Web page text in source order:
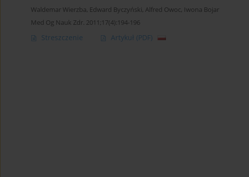
Waldemar Wierzba, Edward Byczyński, Alfred Owoc, Iwona Bojar
Med Og Nauk Zdr. 2011;17(4):194-196
Streszczenie Artykuł (PDF)